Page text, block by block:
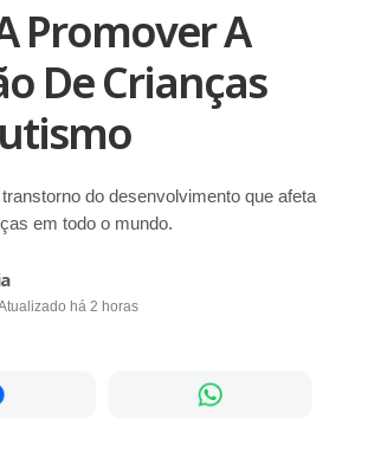
Promover A
De Crianças
do desenvolvimento que afeta
em todo o mundo.
há 2 horas